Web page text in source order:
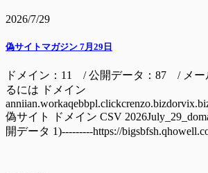
2026/7/29
偽サイトマガジン 7月29日
ドメイン：11 / 公開データ：87 / メー
るには ドメイン
偽サイト ドメイン CSV
開データ 1)---------https://